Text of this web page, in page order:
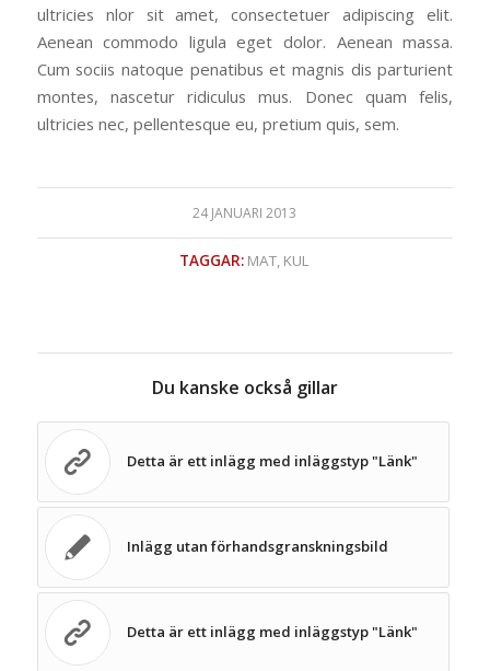
ultricies nlor sit amet, consectetuer adipiscing elit.
Aenean commodo ligula eget dolor. Aenean massa.
Cum sociis natoque penatibus et magnis dis parturient
montes, nascetur ridiculus mus. Donec quam felis,
ultricies nec, pellentesque eu, pretium quis, sem.
24 JANUARI 2013
TAGGAR: MAT, KUL
Du kanske också gillar
Detta är ett inlägg med inläggstyp "Länk"
Inlägg utan förhandsgranskningsbild
Detta är ett inlägg med inläggstyp "Länk"